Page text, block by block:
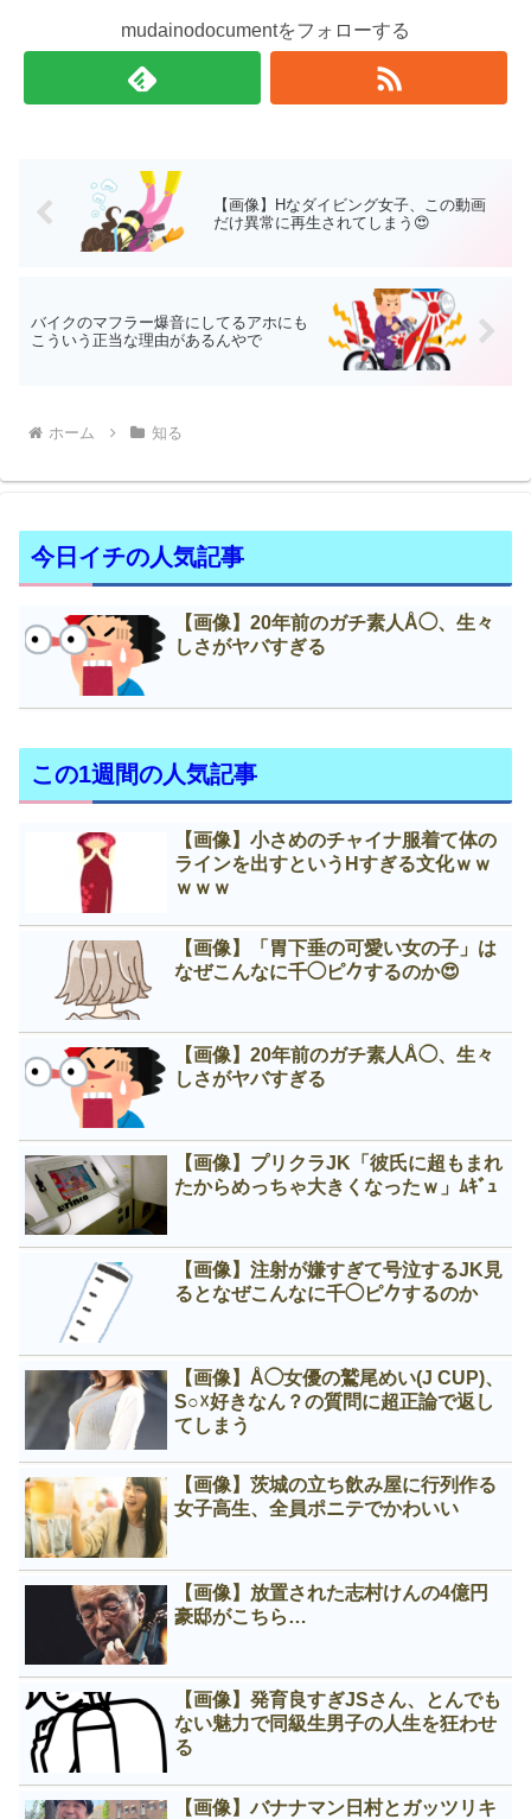
mudainodocumentをフォローする
【画像】Нなダイビング女子、この動画
だけ異常に再生されてしまう😍
バイクのマフラー爆音にしてるアホにも
こういう正当な理由があるんやで
ホーム 知る
今日イチの人気記事
【画像】20年前のガチ素人Å◯、生々
しさがヤバすぎる
この1週間の人気記事
【画像】小さめのチャイナ服着て体の
ラインを出すというНすぎる文化ｗｗ
ｗｗｗ
【画像】「胃下垂の可愛い女の子」は
なぜこんなに千◯ピ𠂊するのか😍
【画像】20年前のガチ素人Å◯、生々
しさがヤバすぎる
【画像】プリクラJK「彼氏に超もまれ
たからめっちゃ大きくなったｗ」ﾑｷﾞｭ
【画像】注射が嫌すぎて号泣するJK見
るとなぜこんなに千◯ピ𠂊するのか
【画像】Å◯女優の鷲尾めい(J CUP)、
S○☓好きなん？の質問に超正論で返し
てしまう
【画像】茨城の立ち飲み屋に行列作る
女子高生、全員ポニテでかわいい
【画像】放置された志村けんの4億円
豪邸がこちら…
【画像】発育良すぎJSさん、とんでも
ない魅力で同級生男子の人生を狂わせ
る
【画像】バナナマン日村とガッツリキ